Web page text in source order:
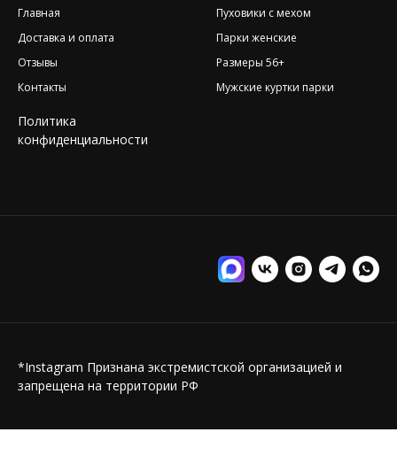
Главная
Доставка и оплата
Отзывы
Контакты
Политика
конфиденциальности
Пуховики с мехом
Парки женские
Размеры 56+
Мужские куртки парки
*Instagram Признана экстремистской организацией и
запрещена на территории РФ